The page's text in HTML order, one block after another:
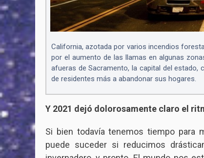
California, azotada por varios incendios
por el aumento de las llamas en algunas
afueras de Sacramento, la capital del
de residentes más a abandonar sus hogares.
Y 2021 dejó dolorosamente claro el
Si bien todavía tenemos tiempo para
puede suceder si reducimos